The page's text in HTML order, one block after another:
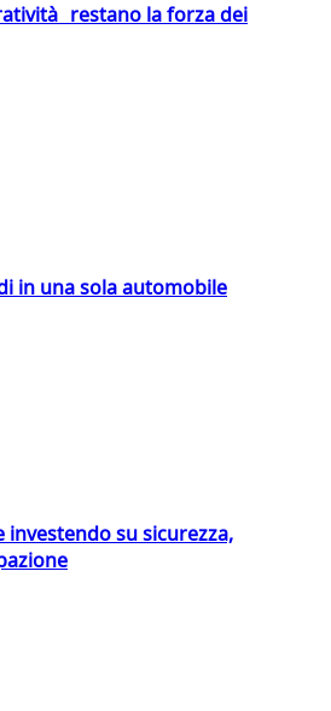
restano la forza dei
in una sola automobile
su sicurezza,